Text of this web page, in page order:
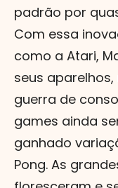
padrão por
Com essa
como a Atari,
seus
guerra de
games ainda
ganhado
Pong. As